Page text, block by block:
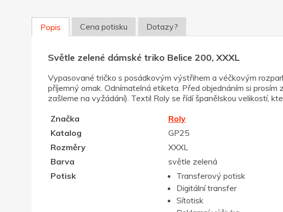
Popis Cena potisku Dotazy?
Světle zelené dámské triko Belice 200, XXXL
Vypasované tričko s posádkovým výstřihem a véčkovým
příjemný omak. Odnímatelná etiketa. Před objednáním si
zašleme na vyžádání). Textil Roly se řídí španělskou velikostí,
Značka
Roly
Katalog
GP25
Rozměry
XXXL
Barva
světle zelená
Potisk
Transferový potisk
Digitální transfer
Sítotisk